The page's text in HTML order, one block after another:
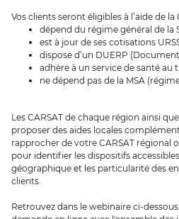
Vos clients seront éligibles à l’aide de la
dépend du régime général de la
est à jour de ses cotisations
dispose d’un DUERP
adhère à un service de santé au
ne dépend pas de la MSA
Les CARSAT de chaque région ainsi
proposer des aides locales
rapprocher de votre CARSAT régional
pour identifier les dispositifs
géographique et les particularité des
clients.
Retrouvez dans le webinaire ci-